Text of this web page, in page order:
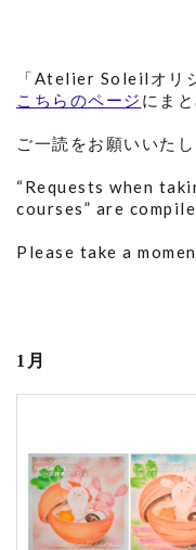
「Atelier Soleilオリ
こちらのページ にま
ご一読をお願いいたし
“Requests when
courses” are
Please take a
1月